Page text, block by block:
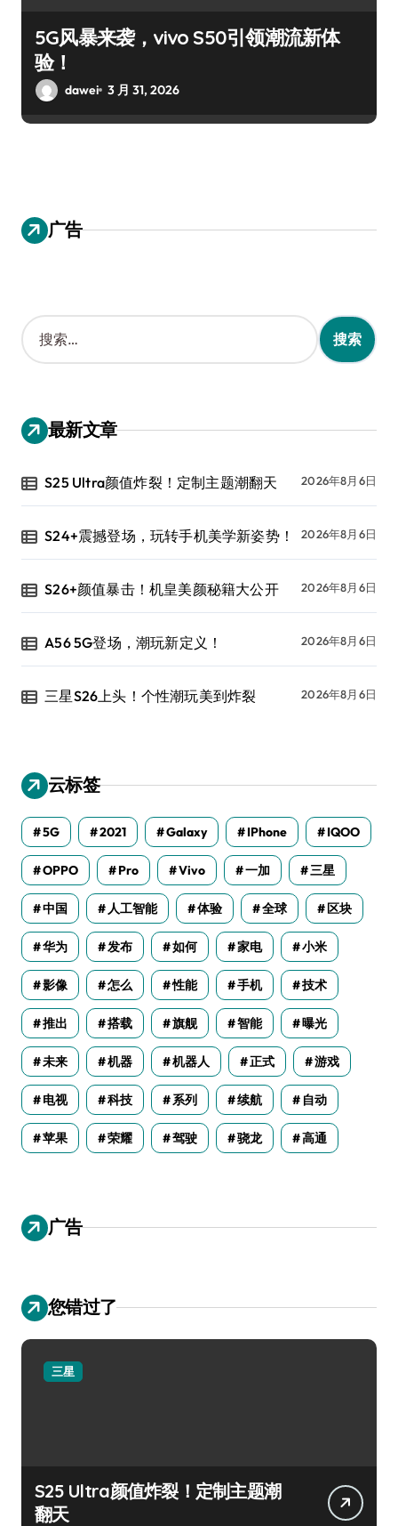
5G风暴来袭，vivo S50引领潮流新体
验！
dawei 3 月 31, 2026
广告
搜
索
：
最新文章
S25 Ultra颜值炸裂！定制主题潮翻天 2026年8月6日
S24+震撼登场，玩转手机美学新姿势！ 2026年8月6日
S26+颜值暴击！机皇美颜秘籍大公开 2026年8月6日
A56 5G登场，潮玩新定义！ 2026年8月6日
三星S26上头！个性潮玩美到炸裂 2026年8月6日
云标签
5G 2021 Galaxy IPhone IQOO
OPPO Pro Vivo 一加 三星
中国 人工智能 体验 全球 区块
华为 发布 如何 家电 小米
影像 怎么 性能 手机 技术
推出 搭载 旗舰 智能 曝光
未来 机器 机器人 正式 游戏
电视 科技 系列 续航 自动
苹果 荣耀 驾驶 骁龙 高通
广告
您错过了
三星
S25 Ultra颜值炸裂！定制主题潮
翻天